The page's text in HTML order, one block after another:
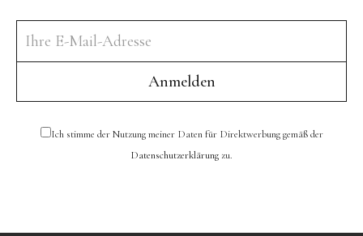
Ich stimme der Nutzung meiner Daten für Direktwerbung gemäß der
Datenschutzerklärung zu.